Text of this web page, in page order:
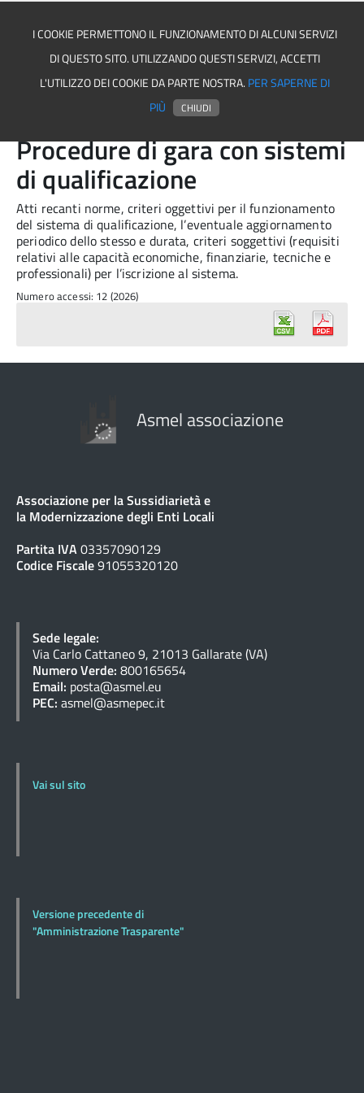
Asmel associazione
Procedure di gara con sistemi
di qualificazione
Atti recanti norme, criteri oggettivi per il funzionamento
del sistema di qualificazione, l’eventuale aggiornamento
periodico dello stesso e durata, criteri soggettivi (requisiti
relativi alle capacità economiche, finanziarie, tecniche e
professionali) per l’iscrizione al sistema.
Numero accessi: 12 (2026)
Asmel associazione
Associazione per la Sussidiarietà e
la Modernizzazione degli Enti Locali
Partita IVA03357090129
Codice Fiscale91055320120
Sede legale:
Via Carlo Cattaneo 9, 21013 Gallarate (VA)
Numero Verde: 800165654
Email: posta@asmel.eu
PEC: asmel@asmepec.it
Vai sul sito
Versione precedente di
"Amministrazione Trasparente"
I COOKIE PERMETTONO IL FUNZIONAMENTO DI ALCUNI SERVIZI
DI QUESTO SITO. UTILIZZANDO QUESTI SERVIZI, ACCETTI
L'UTILIZZO DEI COOKIE DA PARTE NOSTRA. PER SAPERNE DI
PIÙ
CHIUDI